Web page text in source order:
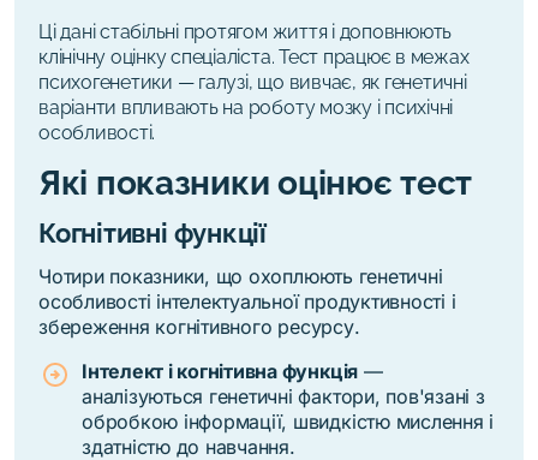
Ці дані стабільні протягом життя і доповнюють
клінічну оцінку спеціаліста. Тест працює в межах
психогенетики — галузі, що вивчає, як генетичні
варіанти впливають на роботу мозку і психічні
особливості.
Які показники оцінює тест
Когнітивні функції
Чотири показники, що охоплюють генетичні
особливості інтелектуальної продуктивності і
збереження когнітивного ресурсу.
Інтелект і когнітивна функція —
аналізуються генетичні фактори, пов'язані з
обробкою інформації, швидкістю мислення і
здатністю до навчання.